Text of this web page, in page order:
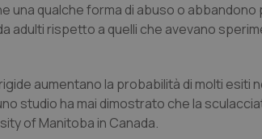
una qualche forma di abuso o
adulti rispetto a quelli che avevano
aumentano la probabilità di molti esiti
studio ha mai dimostrato che la
of Manitoba in Canada.